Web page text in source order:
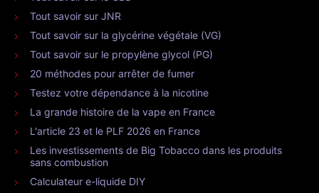
Tout savoir sur JNR
Tout savoir sur la glycérine végétale (VG)
Tout savoir sur le propylène glycol (PG)
20 méthodes pour arrêter de fumer
Testez votre dépendance à la nicotine
La grande histoire de la vape en France
L'article 23 et le PLF 2026 en France
Les investissements de Big Tobacco dans les produits
sans combustion
Calculateur e-liquide DIY